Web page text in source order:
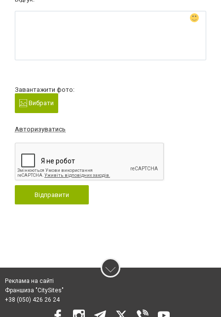
Завантажити фото:
Вибрати
Авторизуватись
Відправити
Реклама на сайті
Франшиза "CitySites"
+38 (050) 426 26 24